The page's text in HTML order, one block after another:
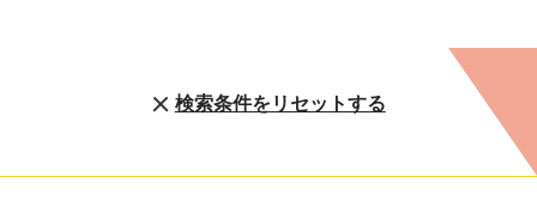
検索条件をリセットする